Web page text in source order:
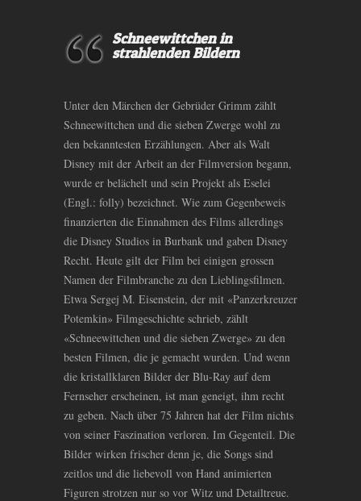
Schneewittchen in
strahlenden Bildern
Unter den Märchen der Gebrüder Grimm zählt
Schneewittchen und die sieben Zwerge wohl zu
den bekanntesten Erzählungen. Aber als Walt
Disney mit der Arbeit an der Filmversion begann,
wurde er belächelt und sein Projekt als Eselei
(Engl.: folly) bezeichnet. Wie zum Gegenbeweis
finanzierten die Einnahmen des Films allerdings
die Disney Studios in Burbank und gaben Disney
Recht. Heute gilt der Film bei einigen grossen
Namen der Filmbranche zu den Lieblingsfilmen.
Etwa Sergej M. Eisenstein, der mit «Panzerkreuzer
Potemkin» Filmgeschichte schrieb, zählt
«Schneewittchen und die sieben Zwerge» zu den
besten Filmen, die je gemacht wurden. Und wenn
die kristallklaren Bilder der Blu-Ray auf dem
Fernseher erscheinen, ist man geneigt, ihm recht
zu geben. Nach über 75 Jahren hat der Film nichts
von seiner Faszination verloren. Im Gegenteil. Die
Bilder wirken frischer denn je, die Songs sind
zeitlos und die liebevoll von Hand animierten
Figuren strotzen nur so vor Witz und Detailtreue.